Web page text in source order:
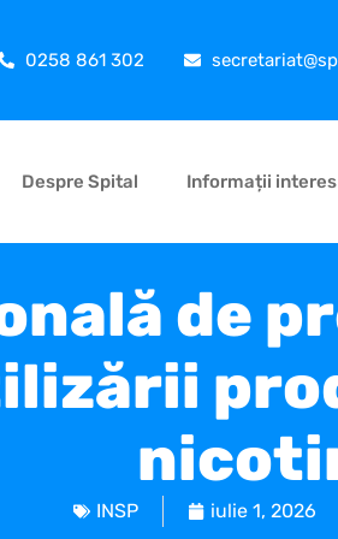
0258 861 302
Despre Spital Informații
de
INSP iulie 1, 2026